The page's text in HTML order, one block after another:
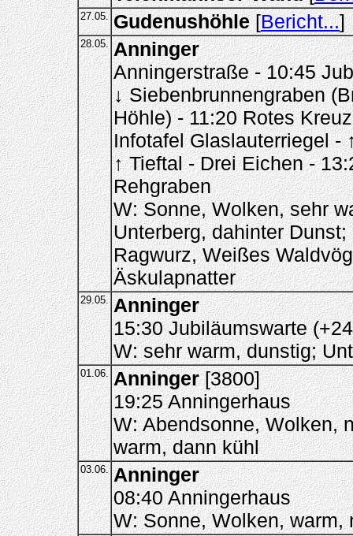
27.05. Gudenushöhle[Bericht...]
28.05. Anninger
Anningerstraße - 10:45
↓ Siebenbrunnengraben
Höhle) - 11:20 Rotes
Infotafel Glaslauterriegel -
↑ Tieftal - Drei Eichen -
Rehgraben
W: Sonne, Wolken, sehr
Unterberg, dahinter
Ragwurz, Weißes
Äskulapnatter
29.05. Anninger
15:30 Jubiläumswarte
W: sehr warm, dunstig;
01.06. Anninger[3800]
19:25 Anningerhaus
W: Abendsonne, Wolken,
warm, dann kühl
03.06. Anninger
08:40 Anningerhaus
W: Sonne, Wolken, warm,